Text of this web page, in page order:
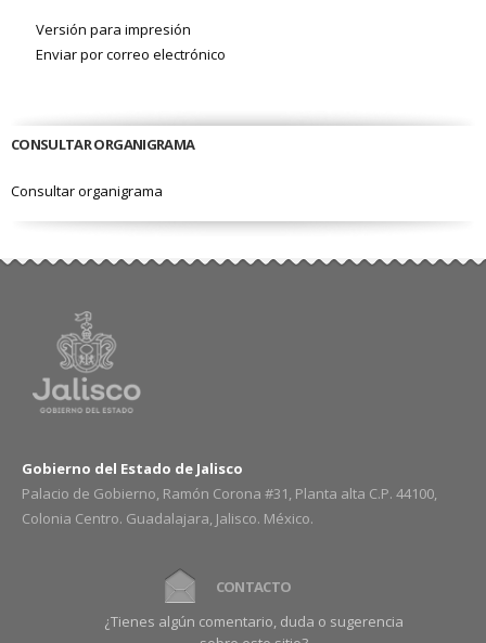
Versión para impresión
Enviar por correo electrónico
CONSULTAR ORGANIGRAMA
Consultar organigrama
Gobierno del Estado de Jalisco
Palacio de Gobierno, Ramón Corona #31, Planta alta C.P. 44100,
Colonia Centro. Guadalajara, Jalisco. México.
CONTACTO
¿Tienes algún comentario, duda o sugerencia